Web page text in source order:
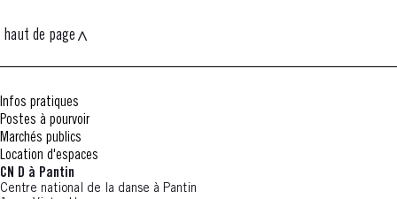
haut de page
Infos pratiques
Postes à pourvoir
Marchés publics
Location d'espaces
CN D à Pantin
Centre national de la danse à Pantin